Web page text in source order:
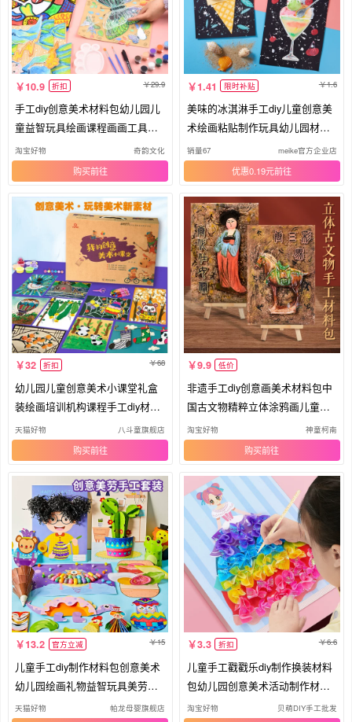
10.9 折扣 29.9
手工diy创意美术材料包幼儿园儿
童益智玩具绘画课程画画工具套
装
淘宝好物 奇韵文化
购买
1.41 限时补贴 1.6
美味的冰淇淋手工diy儿童创意美
术绘画粘贴制作玩具幼儿园材料
包
销量67 meike官方企业店
优惠0.19元
32 折扣 68
幼儿园儿童创意美术小课堂礼盒
装绘画培训机构课程手工diy材料
包
天猫好物 八斗童旗舰店
购买
9.9 低价
非遗手工diy创意画美术材料包中
国古文物精粹立体涂鸦画儿童绘
画
淘宝好物 神童柯南
购买
13.2 官方立减 15
儿童手工diy制作材料包创意美术
幼儿园绘画礼物益智玩具美劳女
孩
天猫好物 帕龙母婴旗舰店
3.3 折扣 6.6
儿童手工戳戳乐diy制作换装材料
包幼儿园创意美术活动制作材料
包
淘宝好物 贝萌DIY手工批发